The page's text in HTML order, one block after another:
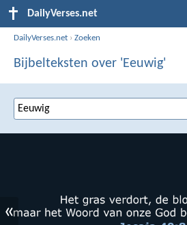
DailyVerses.net
DailyVerses.net ›Zoeken
Bijbelteksten over 'Eeuwig'
«